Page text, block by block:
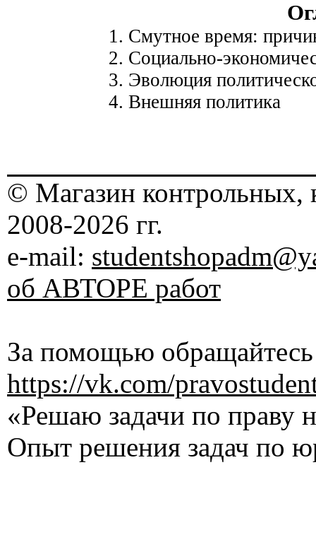
1. Смутное время:
2. Социально-
3. Эволюция
4. Внешняя политика
© Магазин контрольных,
2008-2026 гг.
e-mail:
об АВТОРЕ работ
За помощью
https://vk.com/
«Решаю задачи по праву
Опыт решения задач по